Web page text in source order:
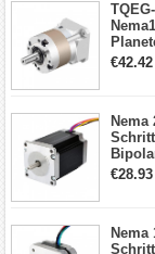
5:1
€42.42
Nema
€28.93
Nema